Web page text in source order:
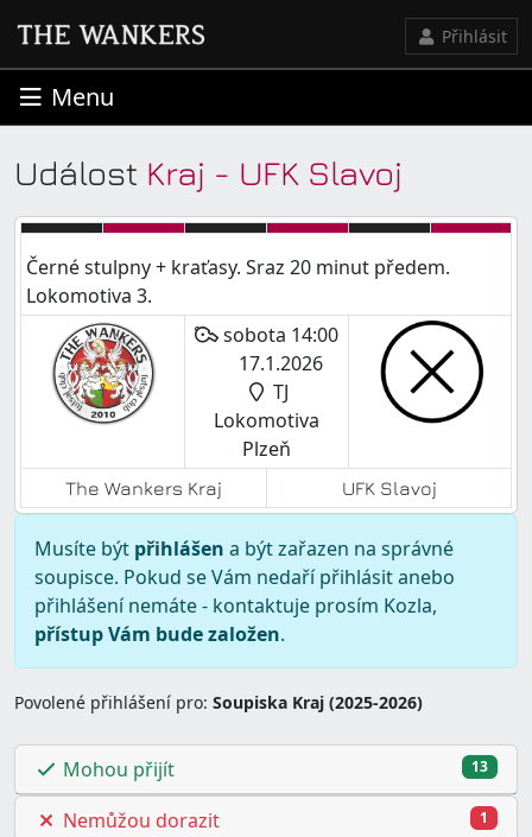
Přihlásit
Menu
Událost Kraj - UFK Slavoj
Černé stulpny + kraťasy. Sraz 20 minut předem.
Lokomotiva 3.
sobota 14:00
17.1.2026
TJ
Lokomotiva
Plzeň
The Wankers Kraj UFK Slavoj
Musíte být přihlášen a být zařazen na správné
soupisce. Pokud se Vám nedaří přihlásit anebo
přihlášení nemáte - kontaktuje prosím Kozla,
přístup Vám bude založen.
Povolené přihlášení pro: Soupiska Kraj (2025-2026)
Mohou přijít 13
Nemůžou dorazit 1